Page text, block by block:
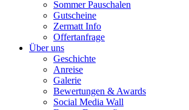
Sommer Pauschalen
Gutscheine
Zermatt Info
Offertanfrage
Über uns
Geschichte
Anreise
Galerie
Bewertungen & Awards
Social Media Wall